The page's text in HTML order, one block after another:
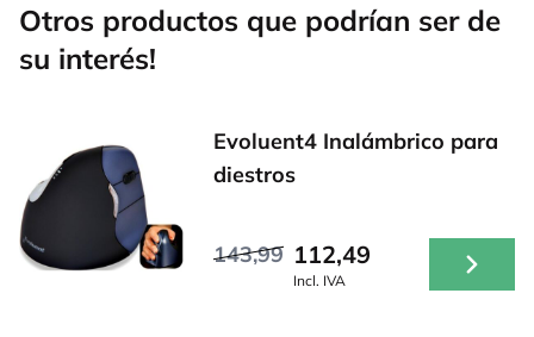
Otros productos que podrían ser de
su interés!
Evoluent4 Inalámbrico para
diestros
143,99 112,49
Incl. IVA